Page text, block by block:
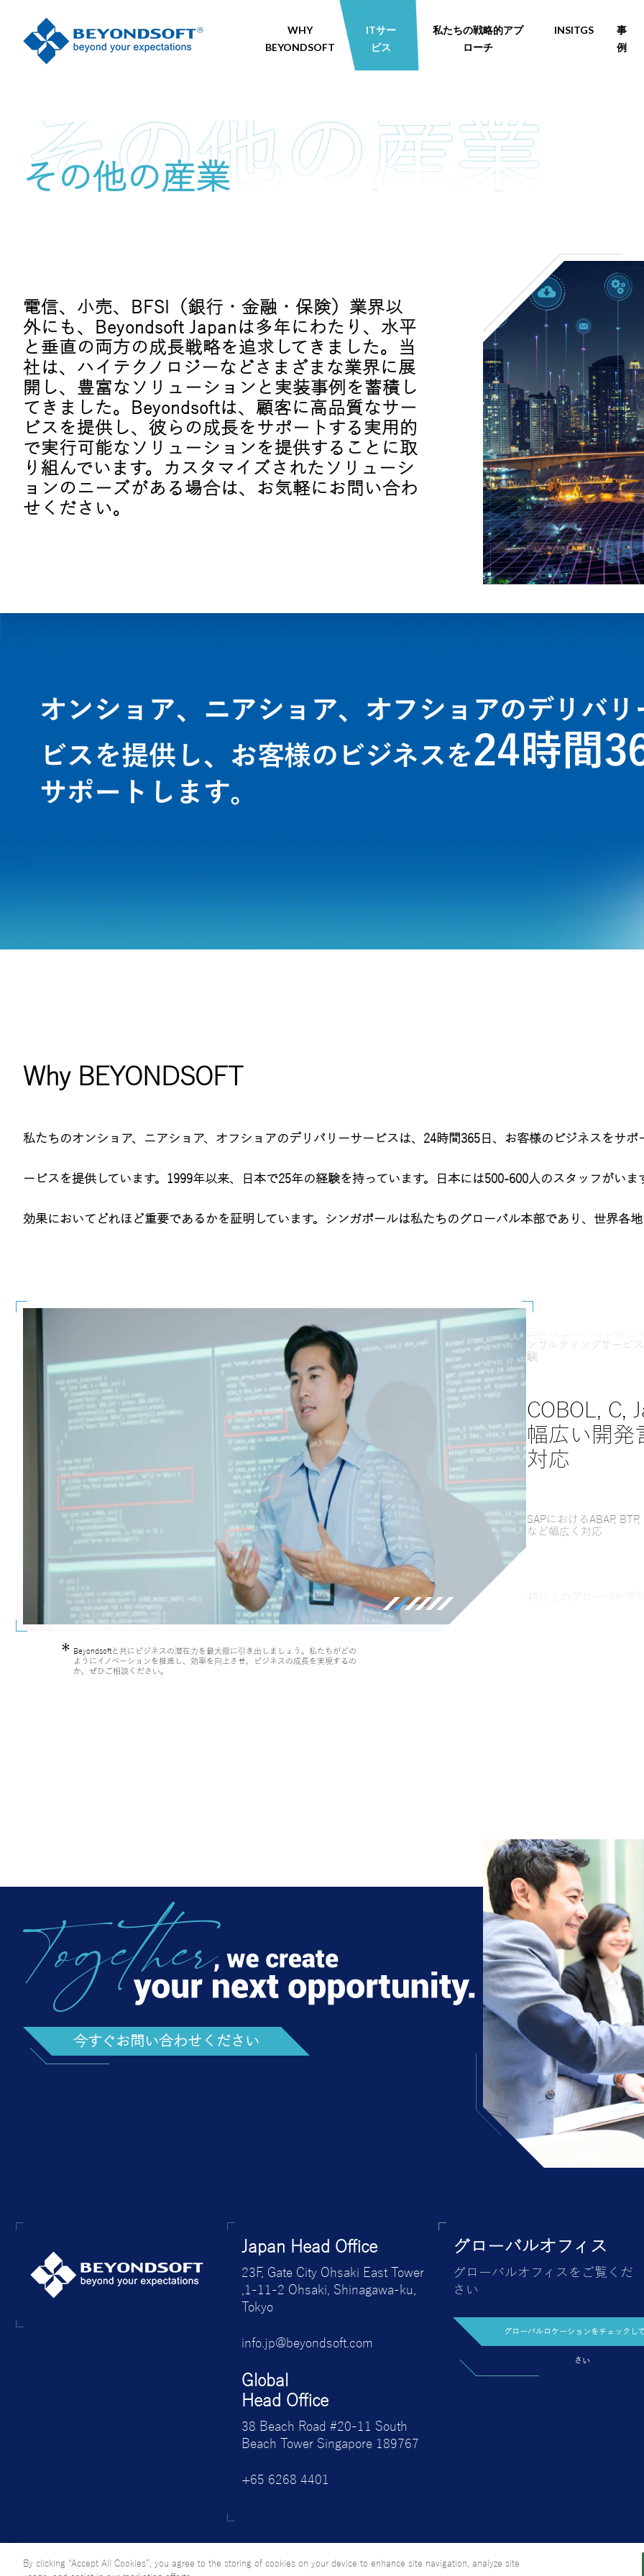
WHY
BEYONDSOFT
ITサー
ビス
私たちの戦略的アプ
ローチ
INSITGS
事
例
その他の産業
電信、小売、BFSI（銀行・金融・保険）業界以
外にも、Beyondsoft Japanは多年にわたり、水平
と垂直の両方の成長戦略を追求してきました。当
社は、ハイテクノロジーなどさまざまな業界に展
開し、豊富なソリューションと実装事例を蓄積し
てきました。Beyondsoftは、顧客に高品質なサー
ビスを提供し、彼らの成長をサポートする実用的
で実行可能なソリューションを提供することに取
り組んでいます。カスタマイズされたソリューシ
ョンのニーズがある場合は、お気軽にお問い合わ
せください。
Why BEYONDSOFT
私たちのオンショア、ニアショア、オフショアのデリバリーサービスは、24時間365日、お客様のビジネスをサ
ービスを提供しています。1999年以来、日本で25年の経験を持っています。日本には500-600人のスタッフがい
効果においてどれほど重要であるかを証明しています。シンガポールは私たちのグローバル本部であり、世界各
CMMI 5、ISO 9001、ISO
27001、ISO 22301、ISO
45001、TMMi5の認証
30年以上にわたる強力
ンサルティングサービ
験
COBOL, C,
幅広い開発
対応
SAPにおけるABAP, BTP,
など幅広く対応
40以上のグローバルデ
30年以上にわたる強力
ンサルティングサービ
験
COBOL, C, Java, Python
幅広い開発言語や開発
対応
SAPにおけるABAP,
など幅広く対応
40以上のグローバルデ
ーネットワークを持つ4
CMMI 5、ISO 9001、ISO
14001、ISO 20000、ISO
27001、ISO 22301、ISO
マイクロソフトの専門
るAzure MSP
Beyondsoftと共にビジネスの潜在力を最大限に引き出しましょう。私たちがどの
ようにイノベーションを推進し、効率を向上させ、ビジネスの成長を実現するの
か、ぜひご相談ください。
今すぐお問い合わせください
Japan Head Office
23F, Gate City Ohsaki East Tower
,1-11-2 Ohsaki, Shinagawa-ku,
Tokyo
info.jp@beyondsoft.com
Global
Head Office
38 Beach Road #20-11 South
Beach Tower Singapore 189767
+65 6268 4401
グローバルオフィス
グローバルオフィスをご覧くだ
さい
グローバルロケーションをチェックし
さい
By clicking “Accept All Cookies”, you agree to the storing of cookies on your device to enhance site navigation, analyze site